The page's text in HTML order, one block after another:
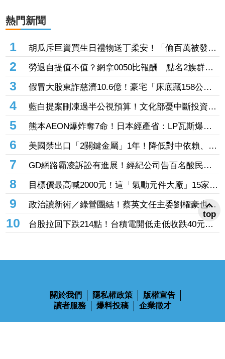
熱門新聞
1
胡瓜斥巨資買生日禮物送丁柔安！「偷百萬被發
現」 慘遭本人抓包
2
勞退自提值不值？網拿0050比報酬 點名2族群最
有感：節稅效果佳
3
假冒大股東詐慈濟10.6億！豪宅「床底藏158公斤
黃金」 前律師公會理事長等17人起訴
4
藍白提案刪凍過半公視預算！文化部憂中斷投資
恐造成文化的世代斷層
5
熊本AEON爆炸奪7命！日本經產省：LP瓦斯爆炸
可能性高
6
美國禁出口「2關鍵金屬」1年！降低對中依賴、強
化軍事供應鏈
7
GD網路霸凌訴訟有進展！經紀公司告百名酸民
法院最高裁罰700萬韓元
8
目標價最高喊2000元！這「氣動元件大廠」15家法
人齊按讚 半導體新品＋中國市占雙引擎啟動
9
政治讀新術／綠營團結！蔡英文任主委劉櫂豪也回
歸 王瑞德預言：民進黨最接近拿下台東的一次
10
台股拉回下跌214點！台積電開低走低收跌40元
台達電、鴻海、日月光挺身撐盤
關於我們 隱私權政策
版權宣告
讀者服務
爆料投稿 企業徵才
top